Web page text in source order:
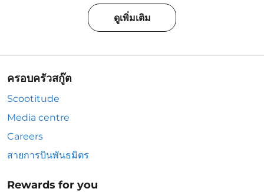
ดูเพิ่มเติม
ครอบครัวสกู๊ต
Scootitude
Media centre
Careers
สายการบินพันธมิตร
Rewards for you